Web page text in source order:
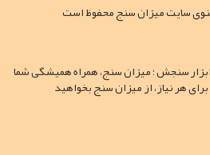
سنجش ؛ میزان سنج، همراه همیشگی شما
هر نیاز، از میزان سنج بخواهید